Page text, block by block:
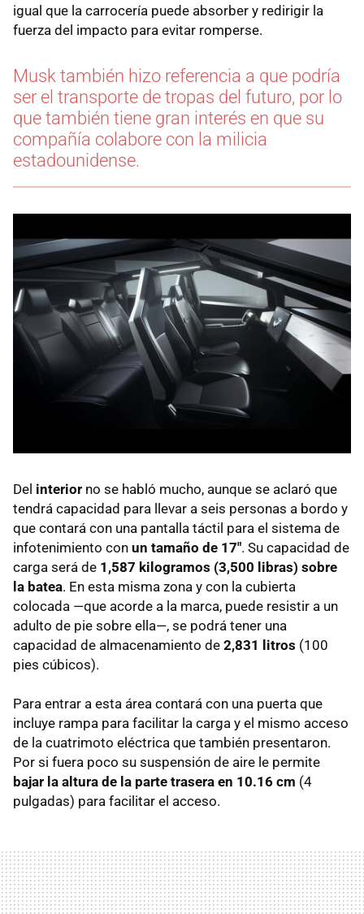
igual que la carrocería puede absorber y redirigir la
fuerza del impacto para evitar romperse.
Musk también hizo referencia a que podría
ser el transporte de tropas del futuro, por lo
que también tiene gran interés en que su
compañía colabore con la milicia
estadounidense.
Del interior no se habló mucho, aunque se aclaró que
tendrá capacidad para llevar a seis personas a bordo y
que contará con una pantalla táctil para el sistema de
infotenimiento con un tamaño de 17". Su capacidad de
carga será de 1,587 kilogramos (3,500 libras) sobre
la batea. En esta misma zona y con la cubierta
colocada —que acorde a la marca, puede resistir a un
adulto de pie sobre ella—, se podrá tener una
capacidad de almacenamiento de 2,831 litros (100
pies cúbicos).
Para entrar a esta área contará con una puerta que
incluye rampa para facilitar la carga y el mismo acceso
de la cuatrimoto eléctrica que también presentaron.
Por si fuera poco su suspensión de aire le permite
bajar la altura de la parte trasera en 10.16 cm (4
pulgadas) para facilitar el acceso.